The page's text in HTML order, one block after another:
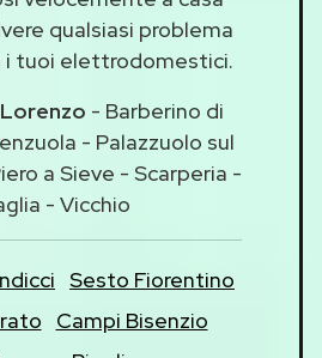
qualsiasi problema
i tuoi elettrodomestici.
- Barberino di
- Palazzuolo sul
a Sieve - Scarperia -
- Vicchio
Sesto Fiorentino
Campi Bisenzio